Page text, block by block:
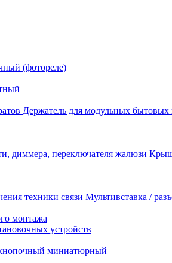
(фотореле)
Держатель для модульных
Мультивставка /
монтажа
устройств
миниатюрный